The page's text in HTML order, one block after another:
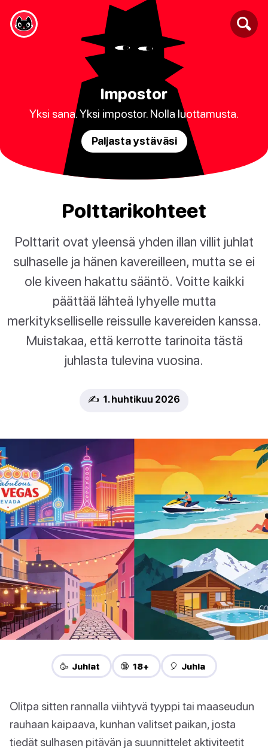
Impostor
Yksi sana. Yksi impostor. Nolla luottamusta.
Paljasta ystäväsi
Polttarikohteet
Polttarit ovat yleensä yhden illan villit juhlat
sulhaselle ja hänen kavereilleen, mutta se ei
ole kiveen hakattu sääntö. Voitte kaikki
päättää lähteä lyhyelle mutta
merkitykselliselle reissulle kavereiden kanssa.
Muistakaa, että kerrotte tarinoita tästä
juhlasta tulevina vuosina.
✍️ 1. huhtikuu 2026
🥳 Juhlat 🔞 18+ 🎈 Juhla
Olitpa sitten rannalla viihtyvä tyyppi tai maaseudun
rauhaan kaipaava, kunhan valitset paikan, josta
tiedät sulhasen pitävän ja suunnittelet aktiviteetit